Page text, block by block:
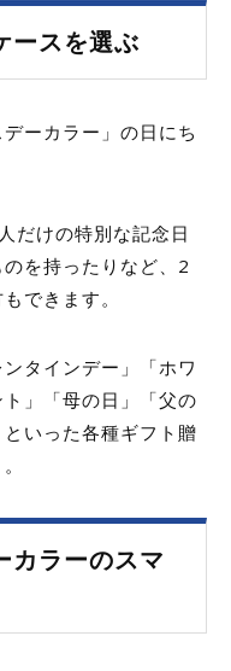
ースを選ぶ
ーカラー」の日にち
人だけの特別な記念日
を持ったりなど、 2
できます。
タインデー」「ホワ
」「母の日」「父の
いった各種ギフト贈
カラーのスマ